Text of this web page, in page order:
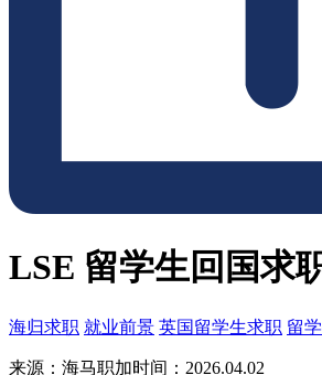
LSE 留学生回国求
海归求职 就业前景 英国留学生求职 留
来源：海马职加时间：2026.04.02